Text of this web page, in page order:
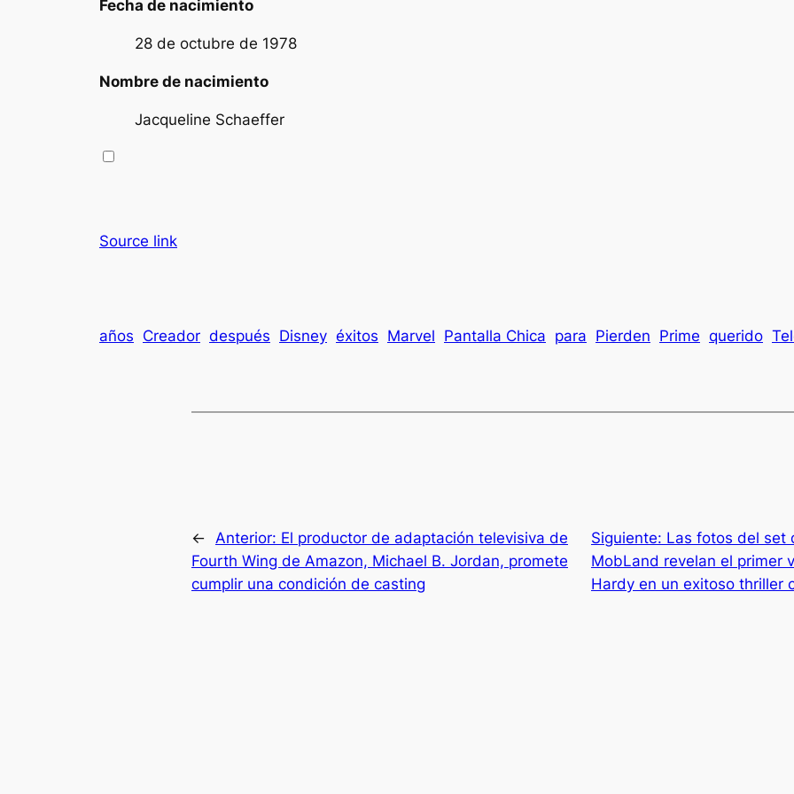
Fecha de nacimiento
28 de octubre de 1978
Nombre de nacimiento
Jacqueline Schaeffer
Source link
años Creador después Disney éxitos Marvel Pantalla Chica para Pierden Prime querido
← Anterior: El productor de adaptación televisiva de
Fourth Wing de Amazon, Michael B. Jordan, promete
cumplir una condición de casting
Siguiente: Las fotos del set
MobLand revelan el primer
Hardy en un exitoso thriller